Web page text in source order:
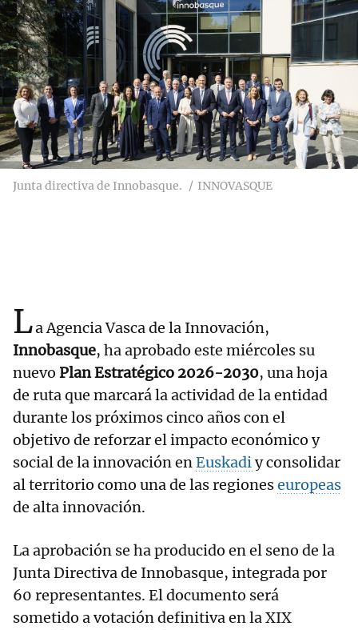
Junta directiva de Innobasque. INNOVASQUE
La Agencia Vasca de la Innovación,
Innobasque, ha aprobado este miércoles su
nuevo Plan Estratégico 2026-2030, una hoja
de ruta que marcará la actividad de la entidad
durante los próximos cinco años con el
objetivo de reforzar el impacto económico y
social de la innovación enEuskadiy consolidar
al territorio como una de las regioneseuropeas
de alta innovación.
La aprobación se ha producido en el seno de la
Junta Directiva de Innobasque, integrada por
60 representantes. El documento será
sometido a votación definitiva en la XIX